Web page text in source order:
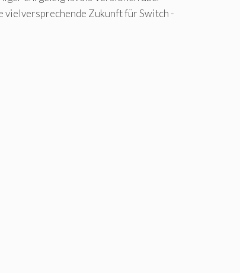
vielversprechende Zukunft für Switch -